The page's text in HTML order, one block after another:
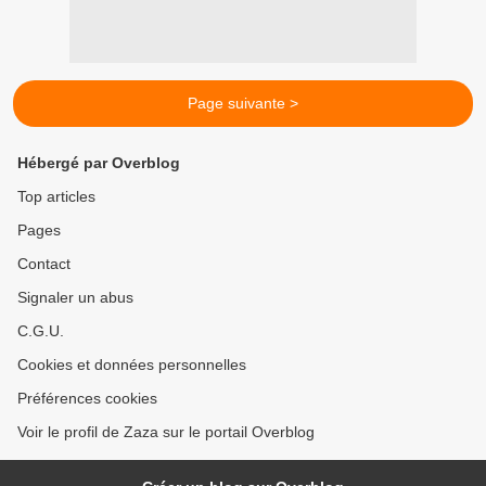
Page suivante >
Hébergé par Overblog
Top articles
Pages
Contact
Signaler un abus
C.G.U.
Cookies et données personnelles
Préférences cookies
Voir le profil de Zaza sur le portail Overblog